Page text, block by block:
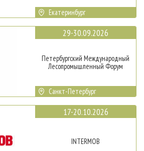
Екатеринбург
29-30.09.2026
Петербургский Международный
Лесопромышленный Форум
Санкт-Петербург
17-20.10.2026
INTERMOB